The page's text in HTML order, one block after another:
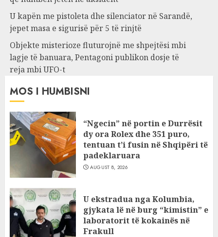
U kapën me pistoleta dhe silenciator në Sarandë,
jepet masa e sigurisë për 5 të rinjtë
Objekte misterioze fluturojnë me shpejtësi mbi
lagje të banuara, Pentagoni publikon dosje të
reja mbi UFO-t
MOS I HUMBISNI
“Ngecin” në portin e Durrësit
dy ora Rolex dhe 351 puro,
tentuan t’i fusin në Shqipëri të
padeklaruara
AUGUST 8, 2026
U ekstradua nga Kolumbia,
gjykata lë në burg “kimistin” e
laboratorit të kokainës në
Frakull